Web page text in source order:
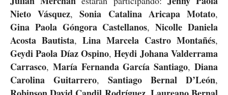
Nieto Vásquez,Sonia Catalina Aricapa Motato,
Gina Paola Góngora Castellanos,Nicolle Daniela
Acosta Bautista, Lina Marcela Castro Montañés,
Geydi Paola Díaz Ospino,Heydi Johana Valderrama
Carrasco, María Fernanda García Santiago,Diana
Carolina Guitarrero, Santiago Bernal D’León,